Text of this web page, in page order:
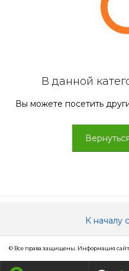
В данной
Вы можете посетить
К началу
© Все права защищены. Информация